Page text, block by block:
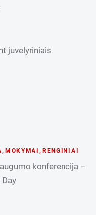
juvelyriniais
, MOKYMAI , RENGINIAI
konferencija –
Day